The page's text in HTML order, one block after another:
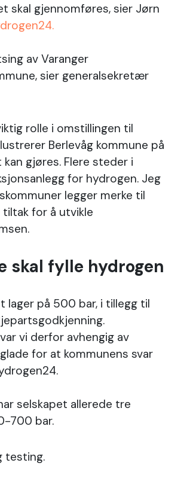
skal gjennomføres, sier Jørn
av Varanger
sier generalsekretær
rolle i omstillingen til
Berlevåg kommune på
gjøres. Flere steder i
for hydrogen. Jeg
legger merke til
for å utvikle
skal fylle hydrogen
på 500 bar, i tillegg til
vi derfor avhengig av
for at kommunens svar
selskapet allerede tre
700 bar.
testing.